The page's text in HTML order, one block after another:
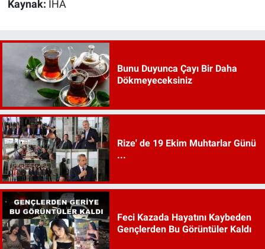
Kaynak: İHA
Bunu Duyunca Çayı Bir Daha
Dökmeyeceksiniz
Rize' de 19 Ekim Muhtarlar Günü
...
Feci Kazada Hayatını Kaybeden
Gençlerden Bu Görüntüler Kaldı